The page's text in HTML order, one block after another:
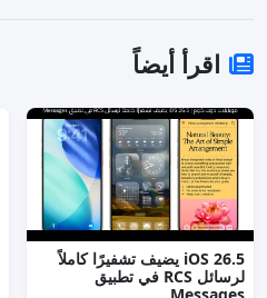
اقرأ أيضاً
iOS 26.5 يضيف تشفيرًا كاملاً
لرسائل RCS في تطبيق